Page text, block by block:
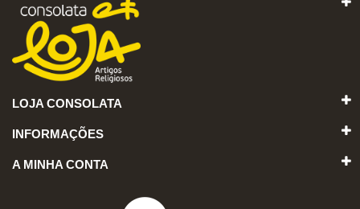
LOJA CONSOLATA
INFORMAÇÕES
A MINHA CONTA